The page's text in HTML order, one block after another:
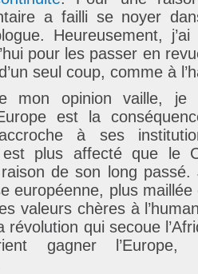
a failli se noyer
Heureusement,
pour les passer en
seul coup, comme à
mon opinion vaille, je
est la
à ses
est plus affecté que le
de son long passé.
européenne, plus
valeurs chères à
révolution qui secoue
gagner l’Europe,